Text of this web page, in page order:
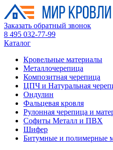
Заказать обратный звонок
8 495 032-77-99
Каталог
Кровельные материалы
Металлочерепица
Композитная черепица
ЦПЧ и Натуральная
Ондулин
Фальцевая кровля
Рулонная черепица и
Софиты Металл и ПВХ
Шифер
Битумные и полимерные